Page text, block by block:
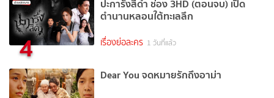
4
ปะการังสีดำ ช่อง 3HD (ตอนจบ) เปิด
ตำนานหลอนใต้ทะเลลึก
เรื่องย่อละคร 1 วันที่แล้ว
Dear You จดหมายรักถึงอาม่า